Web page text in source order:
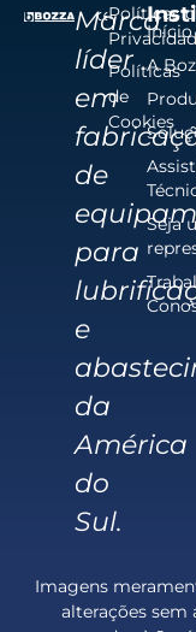
Marca
líder
em
de
para
e
da
América
do
Sul.
Políticas
Políticas
de
Cookies
Início
A
Seja
Imagens
alterações sem